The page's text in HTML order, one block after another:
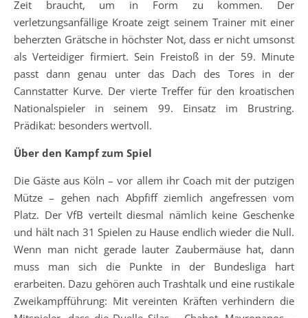
Zeit braucht, um in Form zu kommen. Der
verletzungsanfällige Kroate zeigt seinem Trainer mit einer
beherzten Grätsche in höchster Not, dass er nicht umsonst
als Verteidiger firmiert. Sein Freistoß in der 59. Minute
passt dann genau unter das Dach des Tores in der
Cannstatter Kurve. Der vierte Treffer für den kroatischen
Nationalspieler in seinem 99. Einsatz im Brustring.
Prädikat: besonders wertvoll.
Über den Kampf zum Spiel
Die Gäste aus Köln – vor allem ihr Coach mit der putzigen
Mütze – gehen nach Abpfiff ziemlich angefressen vom
Platz. Der VfB verteilt diesmal nämlich keine Geschenke
und hält nach 31 Spielen zu Hause endlich wieder die Null.
Wenn man nicht gerade lauter Zaubermäuse hat, dann
muss man sich die Punkte in der Bundesliga hart
erarbeiten. Dazu gehören auch Trashtalk und eine rustikale
Zweikampfführung: Mit vereinten Kräften verhindern die